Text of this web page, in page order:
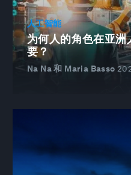
人工智能
为何人的角色在亚洲
要？
Na Na 和 Maria Basso